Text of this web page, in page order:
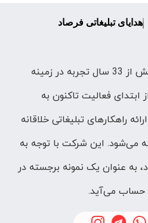
هدایای تبلیغاتی فرصاد
شرکت فرصاد با بیش از 33 سال تجربه در زمینه
ابتدای فعالیت تاکنون به
راهکارهای تبلیغاتی خلاقانه
می‌شود. این شرکت با توجه به
به عنوان یک نمونه برجسته در
حساب می‌آید.